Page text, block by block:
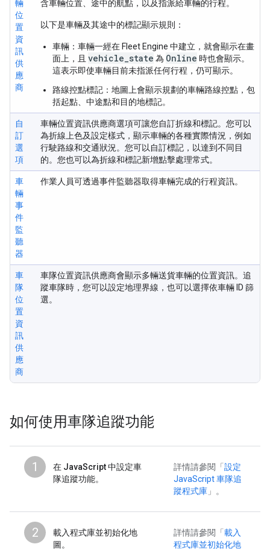
輛
位
置
資
訊
供
應
商
含車輛位置、途中的航點，以及指派給車輛的行程。
以下是車輛及其途中的標記顯示規則：
車輛 ：車輛一經在 Fleet Engine 中建立，就會顯示在畫
面上，且 vehicle_state 為 Online 時也會顯示。
這表示即使車輛目前未指派任何行程，仍可顯示。
路線控點標記 ：地圖上會顯示規劃的車輛路線控點，包
括起點、中途點和目的地標記。
自
訂
選
項
車輛位置資訊供應商選項可讓您自訂折線和標記。您可以
為折線上色及設定樣式，顯示車輛的各種實際情況，例如
行駛路線和交通狀況。您可以自訂標記，以達到不同目
的。您也可以為折線和標記新增點擊處理常式。
車
輛
事
件
監
聽
器
作業人員可透過事件監聽器取得車輛完成的行程資訊。
車
隊
位
置
資
訊
供
應
商
車隊位置資訊供應商會顯示多輛送貨車輛的位置資訊。追
蹤車隊時，您可以設定地理界線，也可以選擇依車輛 ID 篩
選。
如何使用車隊追蹤功能
1
在 JavaScript 中設定車
隊追蹤功能。
詳情請參閱「 設定
JavaScript 車隊追
蹤程式庫 」。
2
載入程式庫並初始化地
圖。
詳情請參閱「 載入
程式庫並初始化地